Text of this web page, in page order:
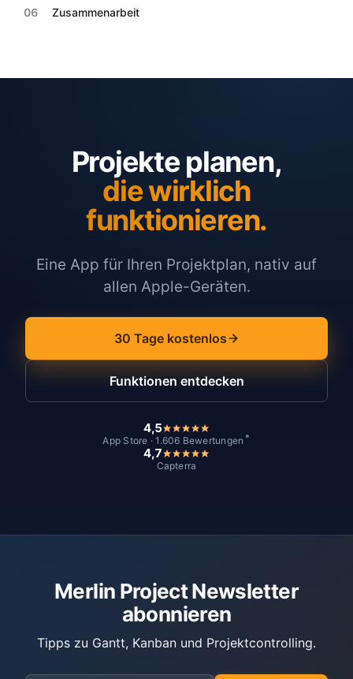
06 Zusammenarbeit
Projekte planen,
die wirklich
funktionieren.
Eine App für Ihren Projektplan, nativ auf
allen Apple-Geräten.
30 Tage kostenlos
Funktionen entdecken
4,5
App Store · 1.606 Bewertungen *
4,7
Capterra
Merlin Project Newsletter
abonnieren
Tipps zu Gantt, Kanban und Projektcontrolling.